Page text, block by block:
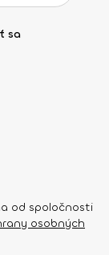
sa
od spoločnosti
osobných